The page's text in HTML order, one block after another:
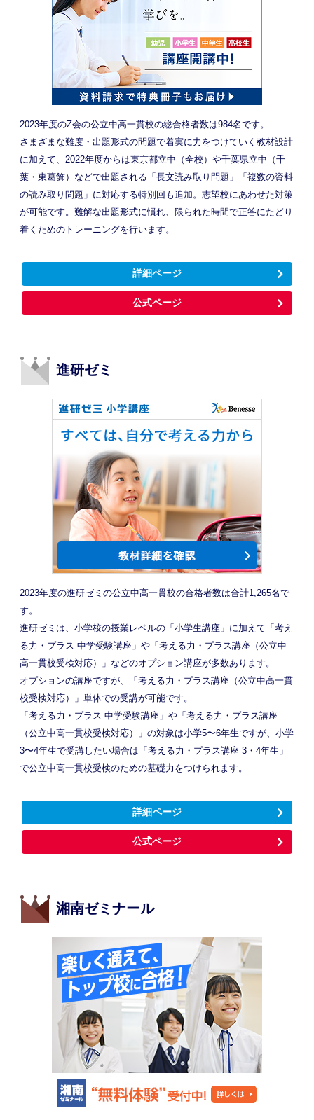
2023年度のZ会の公立中高一貫校の総合格者数は984名です。
さまざまな難度・出題形式の問題で着実に力をつけていく教材設計
に加えて、2022年度からは東京都立中（全校）や千葉県立中（千
葉・東葛飾）などで出題される「長文読み取り問題」「複数の資料
の読み取り問題」に対応する特別回も追加。志望校にあわせた対策
が可能です。難解な出題形式に慣れ、限られた時間で正答にたどり
着くためのトレーニングを行います。
詳細ページ
公式ページ
進研ゼミ
2023年度の進研ゼミの公立中高一貫校の合格者数は合計1,265名で
す。
進研ゼミは、小学校の授業レベルの「小学生講座」に加えて「考え
る力・プラス 中学受験講座」や「考える力・プラス講座（公立中
高一貫校受検対応）」などのオプション講座が多数あります。
オプションの講座ですが、「考える力・プラス講座（公立中高一貫
校受検対応）」単体での受講が可能です。
「考える力・プラス 中学受験講座」や「考える力・プラス講座
（公立中高一貫校受検対応）」の対象は小学5〜6年生ですが、小学
3〜4年生で受講したい場合は「考える力・プラス講座 3・4年生」
で公立中高一貫校受検のための基礎力をつけられます。
詳細ページ
公式ページ
湘南ゼミナール